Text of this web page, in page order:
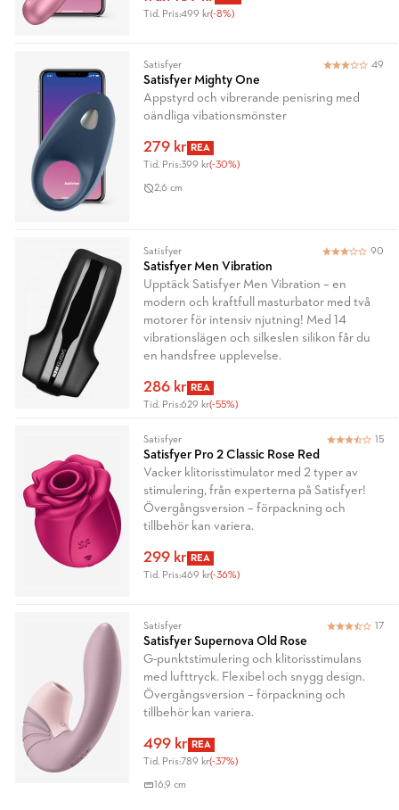
Tid. Pris:499 kr(-8%)
49
Satisfyer
Satisfyer Mighty One
Appstyrd och vibrerande penisring med
oändliga vibationsmönster
279 kr REA
Tid. Pris:399 kr(-30%)
2,6 cm
90
Satisfyer
Satisfyer Men Vibration
Upptäck Satisfyer Men Vibration – en
modern och kraftfull masturbator med två
motorer för intensiv njutning! Med 14
vibrationslägen och silkeslen silikon får du
en handsfree upplevelse.
286 kr REA
Tid. Pris:629 kr(-55%)
15
Satisfyer
Satisfyer Pro 2 Classic Rose Red
Vacker klitorisstimulator med 2 typer av
stimulering, från experterna på Satisfyer!
Övergångsversion – förpackning och
tillbehör kan variera.
299 kr REA
Tid. Pris:469 kr(-36%)
17
Satisfyer
Satisfyer Supernova Old Rose
G-punktstimulering och klitorisstimulans
med lufttryck. Flexibel och snygg design.
Övergångsversion – förpackning och
tillbehör kan variera.
499 kr REA
Tid. Pris:789 kr(-37%)
16,9 cm